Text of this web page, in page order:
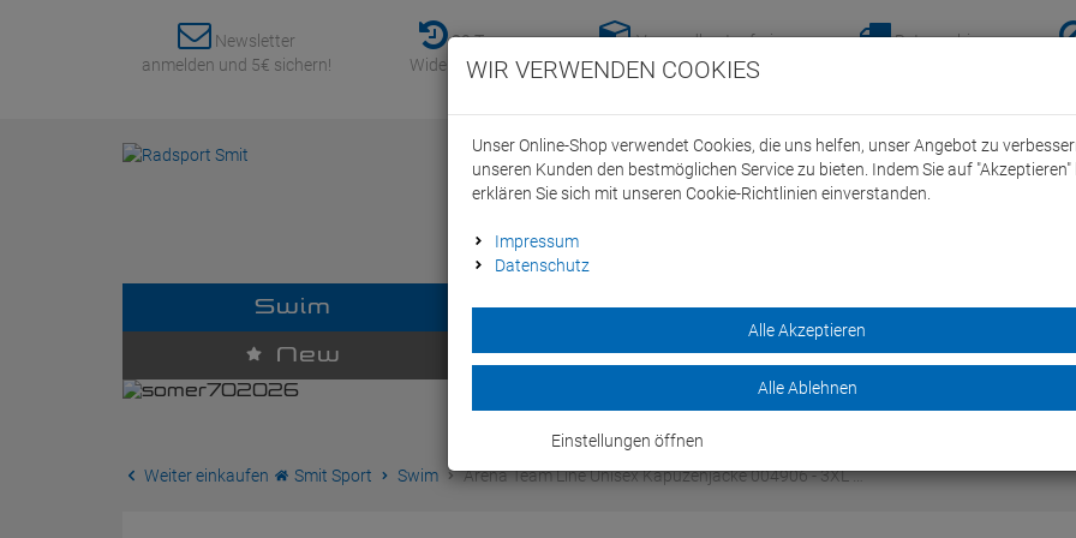
Newsletter
anmelden und 5€ sichern!
30 Tage
Widerrufsrecht
Versandkostenfreie-
Lieferung nach
Retoure hier
Swim Dein Swim Team Bike
New Marken Sale
Weiter einkaufen Smit Sport Swim Arena Team Line Unisex Kapuzenjacke 004906 - 3XL …
WIR VERWENDEN COOKIES
Unser Online-Shop verwendet Cookies, die uns helfen, unser Angebot zu
unseren Kunden den bestmöglichen Service zu bieten. Indem Sie auf "Akzeptieren"
erklären Sie sich mit unseren Cookie-Richtlinien einverstanden.
Impressum
Datenschutz
Alle Akzeptieren
Alle Ablehnen
Einstellungen öffnen